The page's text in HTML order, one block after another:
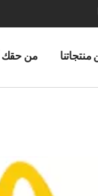
من حقك